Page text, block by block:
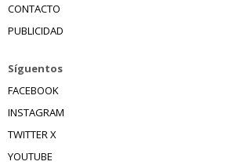
CONTACTO
PUBLICIDAD
Síguentos
FACEBOOK
INSTAGRAM
TWITTER X
YOUTUBE